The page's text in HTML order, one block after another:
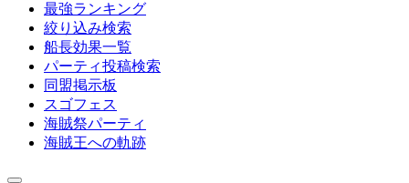
最強ランキング
絞り込み検索
船長効果一覧
パーティ投稿検索
同盟掲示板
スゴフェス
海賊祭パーティ
海賊王への軌跡